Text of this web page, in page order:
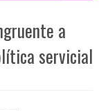
a
servicial